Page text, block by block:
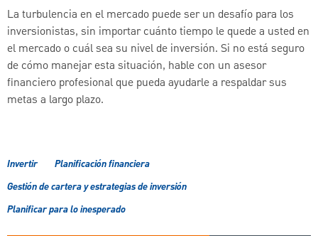
La turbulencia en el mercado puede ser un desafío para los
inversionistas, sin importar cuánto tiempo le quede a usted en
el mercado o cuál sea su nivel de inversión. Si no está seguro
de cómo manejar esta situación, hable con un asesor
financiero profesional que pueda ayudarle a respaldar sus
metas a largo plazo.
Invertir
Planificación financiera
Gestión de cartera y estrategias de inversión
Planificar para lo inesperado